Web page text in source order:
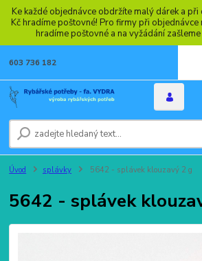
Ke každé objednávce obdržíte malý dárek a
Kč hradíme poštovné! Pro firmy při objednávce
hradíme poštovné a na vyžádání
603 736 182
Úvod splávky 5642 - splávek klouzavý 2 g
5642 - splávek